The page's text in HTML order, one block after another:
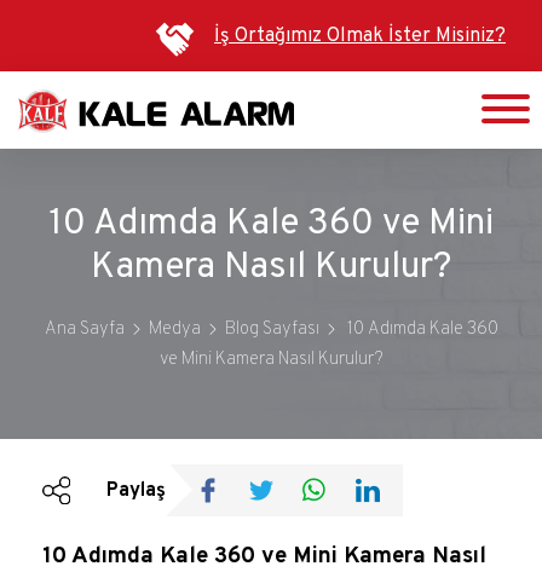
atla
İş Ortağımız Olmak İster Misiniz?
10 Adımda Kale 360 ve Mini
Kamera Nasıl Kurulur?
Ana Sayfa Medya Blog Sayfası
10 Adımda Kale 360
ve Mini Kamera Nasıl Kurulur?
Bültenler
Reklamlar
Paylaş
10 Adımda Kale 360 ve Mini Kamera Nasıl